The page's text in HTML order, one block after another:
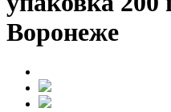
Воронеже